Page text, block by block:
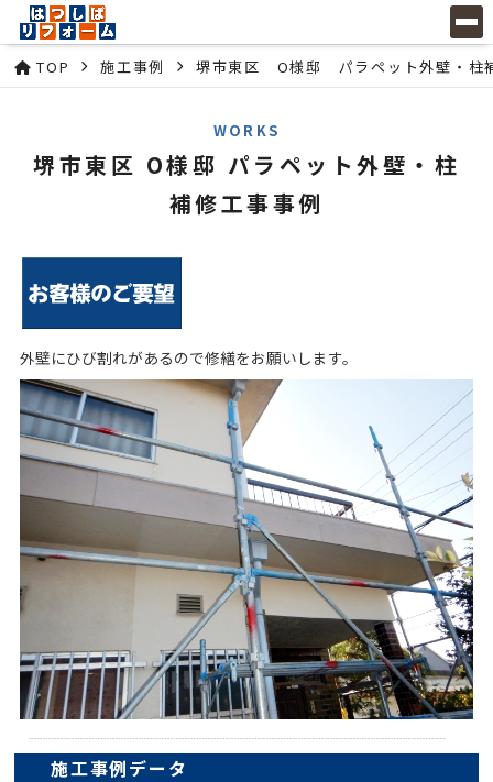
TOP 施工事例 堺市東区 O様邸 パラペット外壁・柱
WORKS
堺市東区 O様邸 パラペット外壁・柱
補修工事事例
外壁にひび割れがあるので修繕をお願いします。
施工事例データ